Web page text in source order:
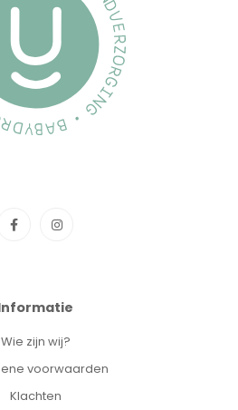
Wie zijn wij?
voorwaarden
Klachten